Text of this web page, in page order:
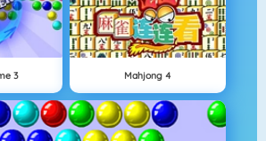
3 Mahjong 4